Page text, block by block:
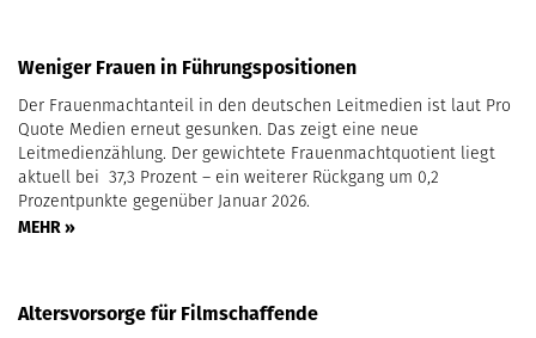
Weniger Frauen in Führungspositionen
Der Frauenmachtanteil in den deutschen Leitmedien ist laut Pro
Quote Medien erneut gesunken. Das zeigt eine neue
Leitmedienzählung. Der gewichtete Frauenmachtquotient liegt
aktuell bei 37,3 Prozent – ein weiterer Rückgang um 0,2
Prozentpunkte gegenüber Januar 2026.
MEHR »
Altersvorsorge für Filmschaffende